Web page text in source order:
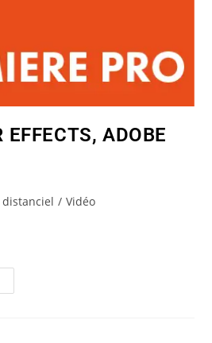
EFFECTS, ADOBE
distanciel / Vidéo